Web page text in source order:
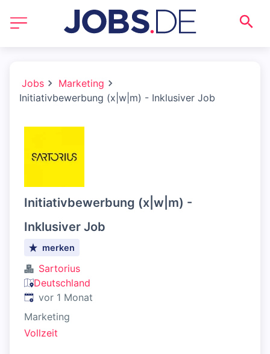
Jobs
Marketing
Initiativbewerbung (x|w|m) - Inklusiver Job
Initiativbewerbung (x|w|m) -
Inklusiver Job
merken
Sartorius
Deutschland
Veröffentlicht:
vor 1 Monat
Marketing
Vollzeit